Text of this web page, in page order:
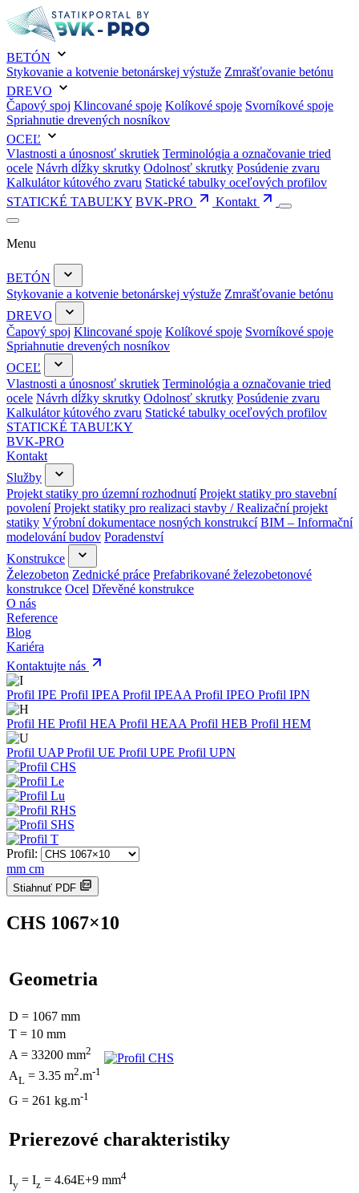
BETÓN
Stykovanie a kotvenie betonárskej výstuže Zmrašťovanie betónu
DREVO
Čapový spoj Klincované spoje Kolíkové spoje Svorníkové spoje
Spriahnutie drevených nosníkov
OCEĽ
Vlastnosti a únosnosť skrutiek Terminológia a označovanie tried
ocele Návrh dĺžky skrutky Odolnosť skrutky Posúdenie zvaru
Kalkulátor kútového zvaru Statické tabulky oceľových profilov
STATICKÉ TABUĽKY BVK-PRO Kontakt
Menu
BETÓN
Stykovanie a kotvenie betonárskej výstuže Zmrašťovanie betónu
DREVO
Čapový spoj Klincované spoje Kolíkové spoje Svorníkové spoje
Spriahnutie drevených nosníkov
OCEĽ
Vlastnosti a únosnosť skrutiek Terminológia a označovanie tried
ocele Návrh dĺžky skrutky Odolnosť skrutky Posúdenie zvaru
Kalkulátor kútového zvaru Statické tabulky oceľových profilov
STATICKÉ TABUĽKY
BVK-PRO
Kontakt
Služby
Projekt statiky pro územní rozhodnutí Projekt statiky pro stavební
povolení Projekt statiky pro realizaci stavby / Realizační projekt
statiky Výrobní dokumentace nosných konstrukcí BIM – Informační
modelování budov Poradenství
Konstrukce
Železobeton Zednické práce Prefabrikované železobetonové
konstrukce Ocel Dřevěné konstrukce
O nás
Reference
Blog
Kariéra
Kontaktujte nás
Profil IPE Profil IPEA Profil IPEAA Profil IPEO Profil IPN
Profil HE Profil HEA Profil HEAA Profil HEB Profil HEM
Profil UAPProfil UE Profil UPE Profil UPN
Profil:
mm cm
Stiahnuť PDF
CHS 1067×10
Geometria
D = 1067 mm
T = 10 mm
A = 33200 mm2
AL = 3.35 m2.m-1
G = 261 kg.m-1
Prierezové charakteristiky
Iy = Iz = 4.64E+9 mm4